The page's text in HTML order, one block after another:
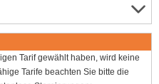
Tarif gewählt haben, wird keine
Tarife beachten Sie bitte die